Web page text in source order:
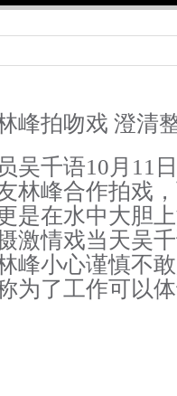
拍吻戏 澄清
千语10月11
林峰合作拍戏
是在水中大胆
激情戏当天吴
峰小心谨慎不
为了工作可以